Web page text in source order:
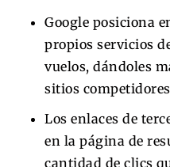
Google posiciona
propios servicios
vuelos, dándoles
sitios
Los enlaces de
en la página de
cantidad de clics